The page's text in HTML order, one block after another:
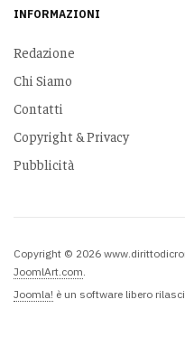
INFORMAZIONI
Redazione
Chi Siamo
Contatti
Copyright & Privacy
Pubblicità
Copyright © 2026
JoomlArt.com.
Joomla! è un software libero